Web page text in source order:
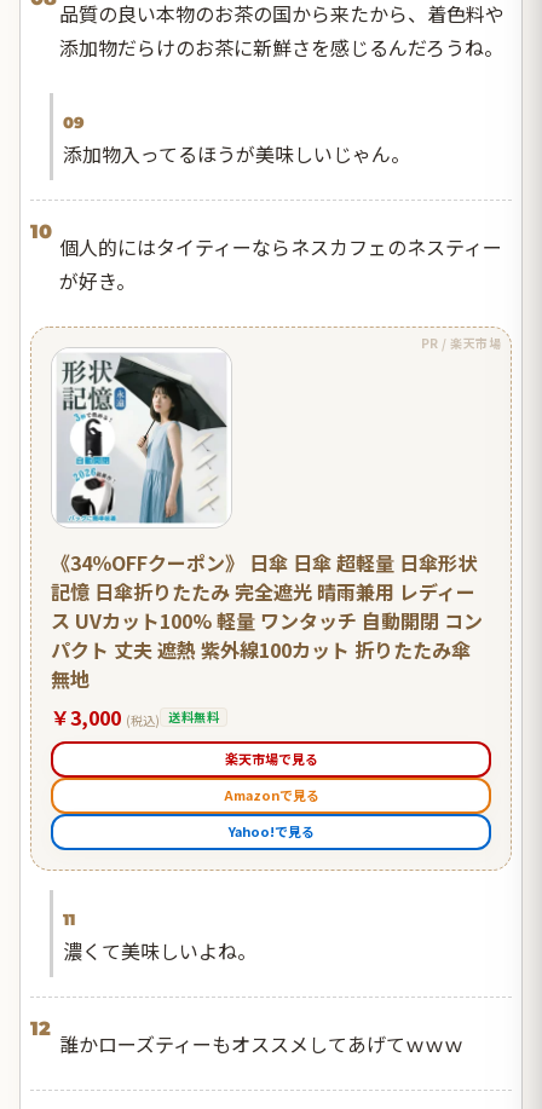
品質の良い本物のお茶の国から来たから、着色料や
添加物だらけのお茶に新鮮さを感じるんだろうね。
09
添加物入ってるほうが美味しいじゃん。
10
個人的にはタイティーならネスカフェのネスティー
が好き。
PR / 楽天市場
《34％OFFクーポン》 日傘 日傘 超軽量 日傘形状
記憶 日傘折りたたみ 完全遮光 晴雨兼用 レディー
ス UVカット100% 軽量 ワンタッチ 自動開閉 コン
パクト 丈夫 遮熱 紫外線100カット 折りたたみ傘
無地
￥3,000 (税込) 送料無料
楽天市場で見る
Amazonで見る
Yahoo!で見る
11
濃くて美味しいよね。
12
誰かローズティーもオススメしてあげてｗｗｗ